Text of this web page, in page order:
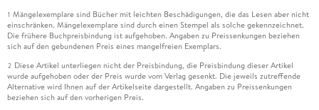
1 Mängelexemplare sind Bücher mit leichten Beschädigungen, die das Lesen aber nicht
einschränken. Mängelexemplare sind durch einen Stempel als solche gekennzeichnet.
Die frühere Buchpreisbindung ist aufgehoben. Angaben zu Preissenkungen beziehen
sich auf den gebundenen Preis eines mangelfreien Exemplars.
2 Diese Artikel unterliegen nicht der Preisbindung, die Preisbindung dieser Artikel
wurde aufgehoben oder der Preis wurde vom Verlag gesenkt. Die jeweils zutreffende
Alternative wird Ihnen auf der Artikelseite dargestellt. Angaben zu Preissenkungen
beziehen sich auf den vorherigen Preis.